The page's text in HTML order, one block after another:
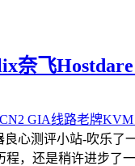
奈飞
心测评小站-吹乐
，还是稍许进步了